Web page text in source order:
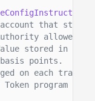
that stores
allowed
stored in the
points.
on each
program